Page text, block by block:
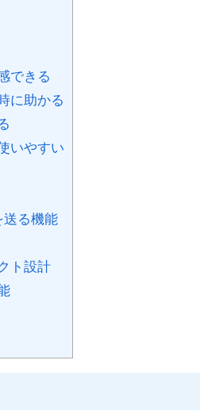
できる
に助かる
いやすい
る機能
ト設計